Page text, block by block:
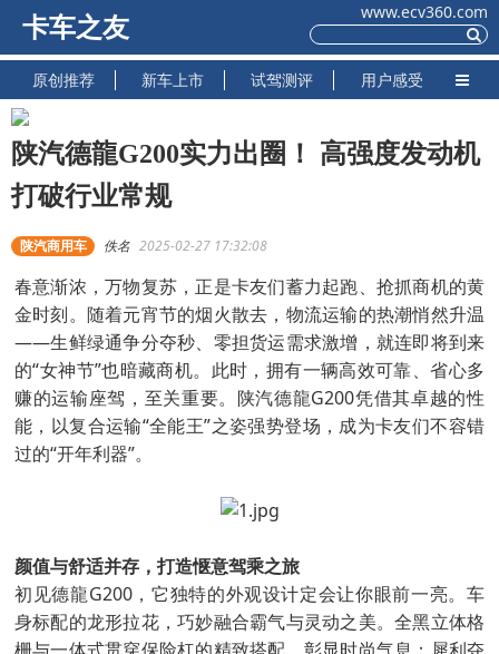
卡车之友
www.ecv360.com
原创推荐 新车上市 试驾测评 用户感受
陕汽德龍G200实力出圈！ 高强度发动机
打破行业常规
陕汽商用车 佚名 2025-02-27 17:32:08
春意渐浓，万物复苏，正是卡友们蓄力起跑、抢抓商机的黄
金时刻。随着元宵节的烟火散去，物流运输的热潮悄然升温
——生鲜绿通争分夺秒、零担货运需求激增，就连即将到来
的“女神节”也暗藏商机。此时，拥有一辆高效可靠、省心多
赚的运输座驾，至关重要。陕汽德龍G200凭借其卓越的性
能，以复合运输“全能王”之姿强势登场，成为卡友们不容错
过的“开年利器”。
颜值与舒适并存，打造惬意驾乘之旅
初见德龍G200，它独特的外观设计定会让你眼前一亮。车
身标配的龙形拉花，巧妙融合霸气与灵动之美。全黑立体格